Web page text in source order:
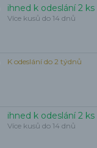
ihned k odeslání 2 ks
Více kusů do 14 dnů
K odeslání do 2 týdnů
ihned k odeslání 2 ks
Více kusů do 14 dnů